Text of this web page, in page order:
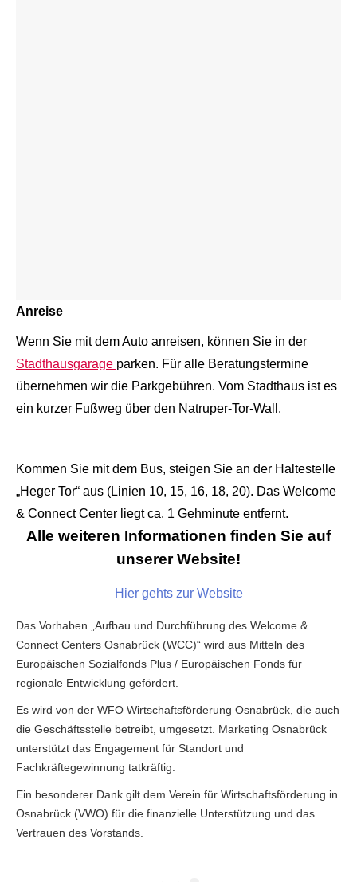
Anreise
Wenn Sie mit dem Auto anreisen, können Sie in der
Stadthausgarage parken. Für alle Beratungstermine
übernehmen wir die Parkgebühren. Vom Stadthaus ist es
ein kurzer Fußweg über den Natruper-Tor-Wall.
Kommen Sie mit dem Bus, steigen Sie an der Haltestelle
„Heger Tor“ aus (Linien 10, 15, 16, 18, 20). Das Welcome
& Connect Center liegt ca. 1 Gehminute entfernt.
Alle weiteren Informationen finden Sie auf
unserer Website!
Hier gehts zur Website
Das Vorhaben „Aufbau und Durchführung des Welcome &
Connect Centers Osnabrück (WCC)“ wird aus Mitteln des
Europäischen Sozialfonds Plus / Europäischen Fonds für
regionale Entwicklung gefördert.
Es wird von der WFO Wirtschaftsförderung Osnabrück, die auch
die Geschäftsstelle betreibt, umgesetzt. Marketing Osnabrück
unterstützt das Engagement für Standort und
Fachkräftegewinnung tatkräftig.
Ein besonderer Dank gilt dem Verein für Wirtschaftsförderung in
Osnabrück (VWO) für die finanzielle Unterstützung und das
Vertrauen des Vorstands.